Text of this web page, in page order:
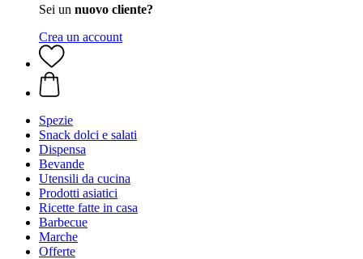
Sei un nuovo cliente?
Crea un account
Spezie
Snack dolci e salati
Dispensa
Bevande
Utensili da cucina
Prodotti asiatici
Ricette fatte in casa
Barbecue
Marche
Offerte